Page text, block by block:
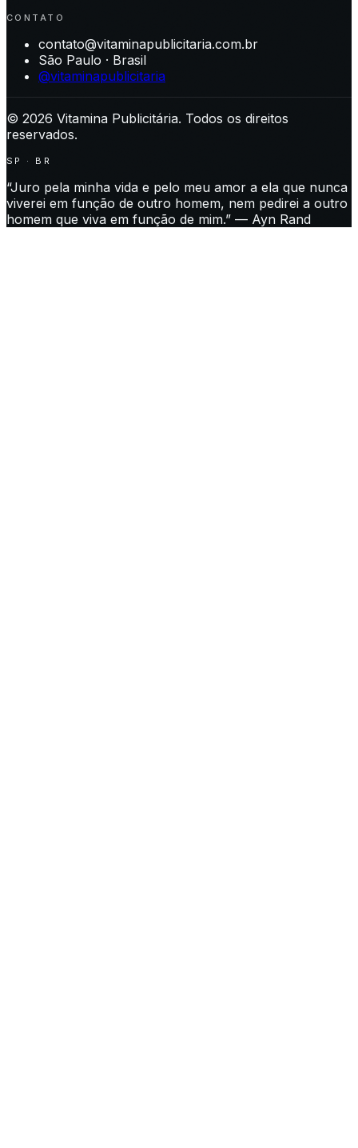
CONTATO
contato@vitaminapublicitaria.com.br
São Paulo · Brasil
@vitaminapublicitaria
© 2026 Vitamina Publicitária. Todos os direitos
reservados.
SP · BR
“Juro pela minha vida e pelo meu amor a ela que nunca
viverei em função de outro homem, nem pedirei a outro
homem que viva em função de mim.” — Ayn Rand